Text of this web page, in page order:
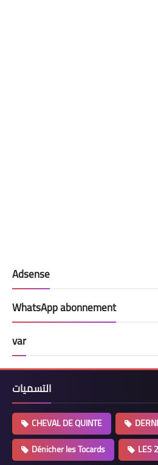
Adsense
WhatsApp abonnement
var
التسميات
CHEVAL DE QUINTE
Dénicher les Tocards
LES